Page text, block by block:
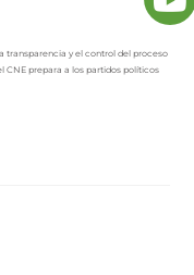
transparencia y el control del proceso
CNE prepara a los partidos políticos